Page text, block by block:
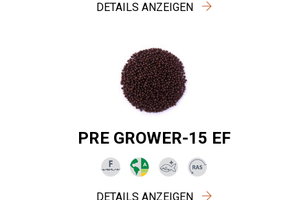
DETAILS ANZEIGEN
PRE GROWER-15 EF
DETAILS ANZEIGEN